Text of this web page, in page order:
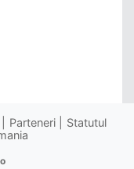
Parteneri
Statutul